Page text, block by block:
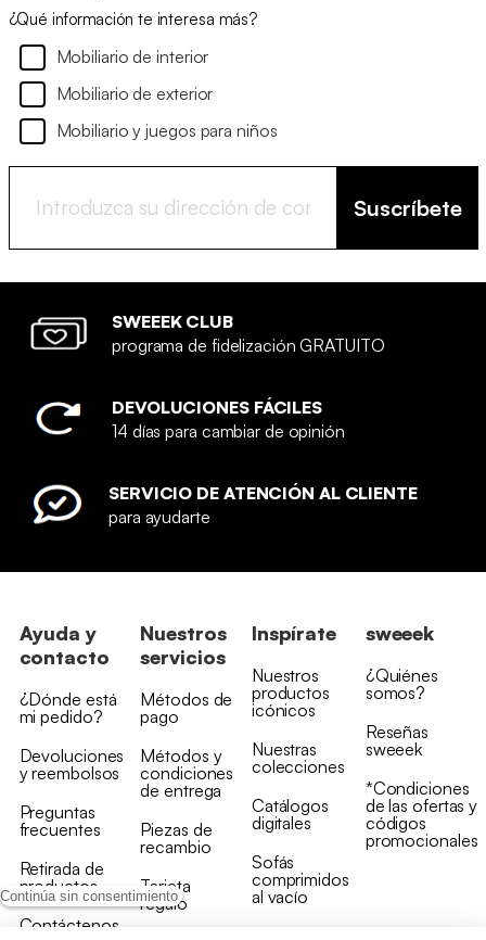
Continúa sin consentimiento
¿Qué información te interesa más?
Mobiliario de interior
Mobiliario de exterior
Mobiliario y juegos para niños
Suscríbete
SWEEEK CLUB
programa de fidelización GRATUITO
DEVOLUCIONES FÁCILES
14 días para cambiar de opinión
SERVICIO DE ATENCIÓN AL CLIENTE
para ayudarte
Ayuda y
contacto
¿Dónde está
mi pedido?
Devoluciones
y reembolsos
Preguntas
frecuentes
Retirada de
productos
Contáctenos
Nuestros
servicios
Métodos de
pago
Métodos y
condiciones
de entrega
Piezas de
recambio
Tarjeta
regalo
Inspírate
Nuestros
productos
icónicos
Nuestras
colecciones
Catálogos
digitales
Sofás
comprimidos
al vacío
sweeek
¿Quiénes
somos?
Reseñas
sweeek
*Condiciones
de las ofertas y
códigos
promocionales